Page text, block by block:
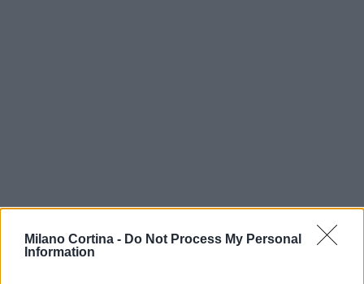
Milano Cortina - Do Not Process My Personal
Information